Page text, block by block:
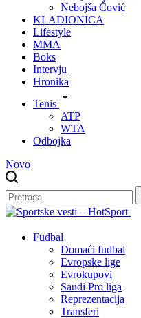
Nebojša Čović
KLADIONICA
Lifestyle
MMA
Boks
Intervju
Hronika
Tenis
ATP
WTA
Odbojka
Novo
Fudbal
Domaći fudbal
Evropske lige
Evrokupovi
Saudi Pro liga
Reprezentacija
Transferi